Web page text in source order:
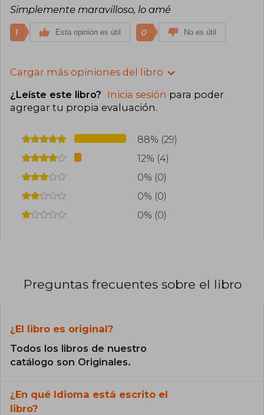
Simplemente maravilloso, lo amé
1 Esta opinión es útil 0 No es útil
Cargar más opiniones del libro
¿Leíste este libro? Inicia sesión para poder
agregar tu propia evaluación.
88% (29)
12% (4)
0% (0)
0% (0)
0% (0)
Preguntas frecuentes sobre el libro
¿El libro es original?
Todos los libros de nuestro
catálogo son Originales.
¿En qué Idioma está escrito el
libro?